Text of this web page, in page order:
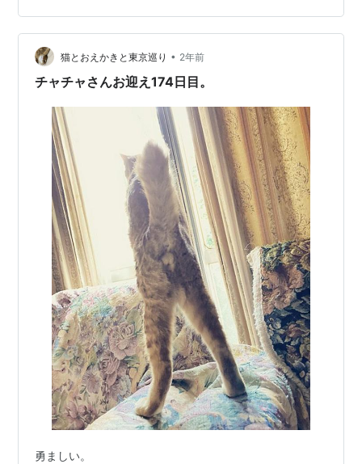
んのよりよい生活空間のために……。 買ってよかった！
もの ふたつきゴミ箱 うんちがにおわない袋 見守りカメ
ラ つめとぎ&遊べて、ケージに入れられるもの パーテー
ション（ペットフェンス） 爪とぎ防止壁シール ごろに
猫とおえかきと東京巡り • 2年前
チャチャさんお迎え174日目。
勇ましい。